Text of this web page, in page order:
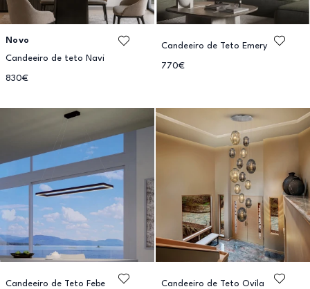
Novo
Candeeiro de teto Navi
830€
Candeeiro de Teto Emery
770€
Candeeiro de Teto Febe
Candeeiro de Teto Ovila